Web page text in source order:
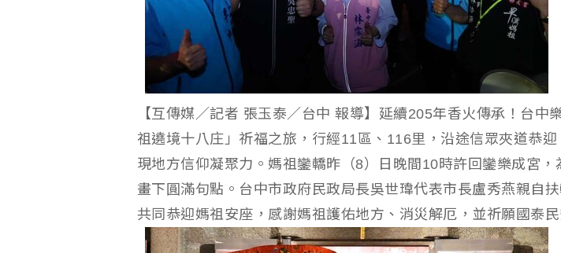
【互傳媒／記者 張玉泰／台中 報導】延續205年香火傳承！台中
祖遶境十八庄」祈福之旅，行經11區、116里，沿途信眾夾道恭
現地方信仰凝聚力。媽祖鑾轎昨（8）日晚間10時許回鑾樂成宮，
畫下圓滿句點。台中市政府民政局長吳世瑋代表市長盧秀燕親自
共同恭迎媽祖安座，感謝媽祖護佑地方、消災解厄，並祈願國泰民